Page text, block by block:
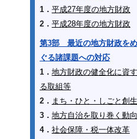
1． 平成27年度の地方財政
2． 平成28年度の地方財政
第3部 最近の地方財政をめ
ぐる諸課題への対応
1． 地方財政の健全化に資す
る取組等
2． まち・ひと・しごと創生
3． 地方自治を取り巻く動向
4． 社会保障・税一体改革